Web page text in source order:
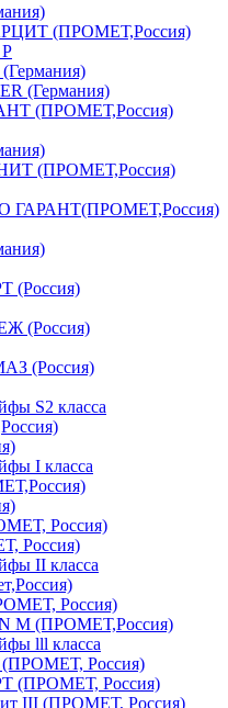
(ПРОМЕТ,Россия)
Р
(Германия)
(ПРОМЕТ,Россия)
(ПРОМЕТ,Россия)
ГАРАНТ(ПРОМЕТ,Россия)
(Россия)
(Россия)
(Россия)
S2 класса
I класса
Россия)
Россия)
II класса
Россия)
M (ПРОМЕТ,Россия)
lll класса
Россия)
(ПРОМЕТ, Россия)
III (ПРОМЕТ, Россия)